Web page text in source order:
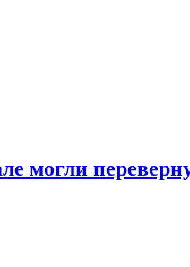
могли